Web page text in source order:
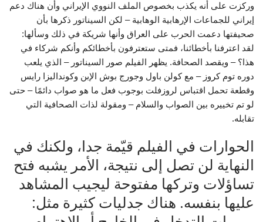
وركزت على أنه يكذب بخصوص الملف النووي الإيراني وأن هناك دعم
إيراني للجماعات الإرهابية الوهابية – لكن السيناتور ذكرها بأن
صحيفتها دعمت الحرب على العراق وأنها شريكة في ذلك وسألها:
لقد اعترفنا بأخطائنا، فمتى ستعترفون بأخطائكم وأنكم شركاء في
هذا؟ – ويقصد الصحافة. يظهر الفيلم صور السيناتور – الذي يلعب
دوره توم كروز – مع كولن باول وجورج بوش الإبن وكونداليزا رايس
وقطعة تحمل اقتباس لروزفلت بوجوب فعل ما هو صواب دائمًا – حتى
لو تم تخييره بين الصواب والسلام – ومقولة لذات الصحافية التي
تقابله.
الحوارات في الفيلم قيّمة جدا، ولكنك في
النهاية لن تصل إلى نتيجة، الأمر يشبه فتح
تساؤلات وتركها مفتوحة ليجيب المشاهد
عليها بنفسه. هناك جدليات كثيرة مثل: